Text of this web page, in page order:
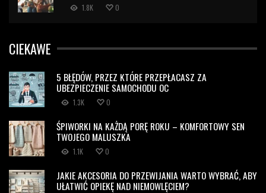
1.8K 0
CIEKAWE
5 BŁĘDÓW, PRZEZ KTÓRE PRZEPŁACASZ ZA
UBEZPIECZENIE SAMOCHODU OC
1.3K 0
ŚPIWORKI NA KAŻDĄ PORĘ ROKU – KOMFORTOWY SEN
TWOJEGO MALUSZKA
1.1K 0
JAKIE AKCESORIA DO PRZEWIJANIA WARTO WYBRAĆ, ABY
UŁATWIĆ OPIEKĘ NAD NIEMOWLĘCIEM?